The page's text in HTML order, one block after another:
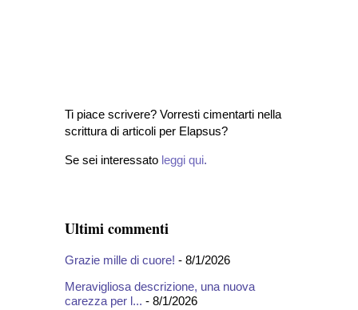
Ti piace scrivere? Vorresti cimentarti nella
scrittura di articoli per Elapsus?
Se sei interessato leggi qui.
Ultimi commenti
Grazie mille di cuore! - 8/1/2026
Meravigliosa descrizione, una nuova
carezza per l... - 8/1/2026